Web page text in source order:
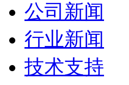
公司新闻
行业新闻
技术支持